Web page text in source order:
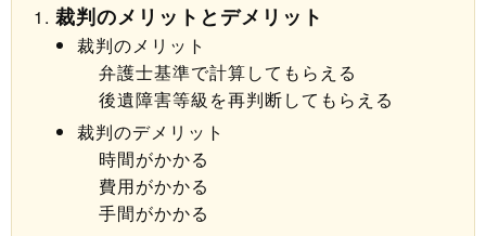
裁判のメリットとデメリット
裁判のメリット
弁護士基準で計算してもらえる
後遺障害等級を再判断してもらえる
裁判のデメリット
時間がかかる
費用がかかる
手間がかかる